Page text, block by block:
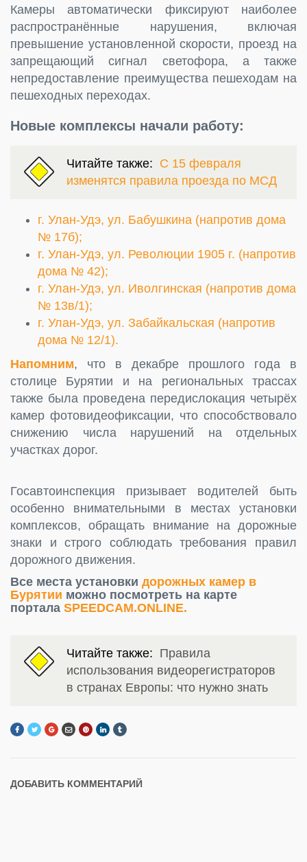
Камеры автоматически фиксируют наиболее
распространённые нарушения, включая
превышение установленной скорости, проезд на
запрещающий сигнал светофора, а также
непредоставление преимущества пешеходам на
пешеходных переходах.
Новые комплексы начали работу:
Читайте также: С 15 февраля
изменятся правила проезда по МСД
г. Улан-Удэ, ул. Бабушкина (напротив дома
№ 17б);
г. Улан-Удэ, ул. Революции 1905 г. (напротив
дома № 42);
г. Улан-Удэ, ул. Иволгинская (напротив дома
№ 13в/1);
г. Улан-Удэ, ул. Забайкальская (напротив
дома № 12/1).
Напомним, что в декабре прошлого года в
столице Бурятии и на региональных трассах
также была проведена передислокация четырёх
камер фотовидеофиксации, что способствовало
снижению числа нарушений на отдельных
участках дорог.
Госавтоинспекция призывает водителей быть
особенно внимательными в местах установки
комплексов, обращать внимание на дорожные
знаки и строго соблюдать требования правил
дорожного движения.
Все места установки дорожных камер в
Бурятии можно посмотреть на карте
портала SPEEDCAM.ONLINE.
Читайте также: Правила
использования видеорегистраторов
в странах Европы: что нужно знать
ДОБАВИТЬ КОММЕНТАРИЙ